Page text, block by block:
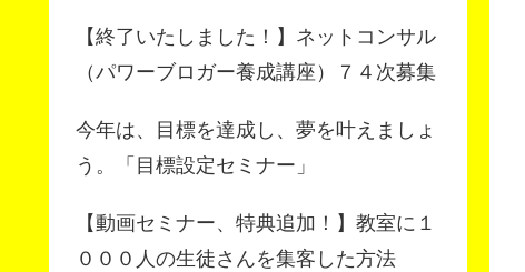
【終了いたしました！】ネットコンサル
（パワーブロガー養成講座）７４次募集
今年は、目標を達成し、夢を叶えましょ
う。「目標設定セミナー」
【動画セミナー、特典追加！】教室に１
０００人の生徒さんを集客した方法